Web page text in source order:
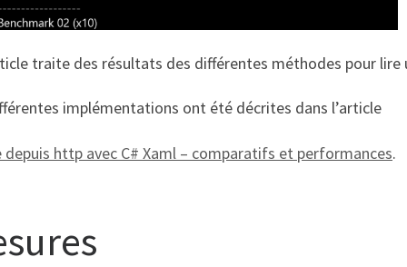
traite des résultats des différentes méthodes pour lire
implémentations ont été décrites dans l’article
depuis http avec C# Xaml – comparatifs et performances.